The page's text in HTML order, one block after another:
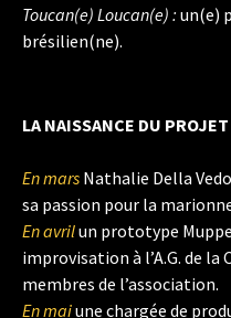
Toucan(e) Loucan(e) : un(e)
brésilien(ne).
LA NAISSANCE DU
En mars Nathalie Della
sa passion pour la
En avrilun prototype
improvisation à l’A.G. de
membres de l’association.
En maiune chargée de